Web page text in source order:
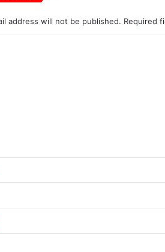
address will not be published. Required